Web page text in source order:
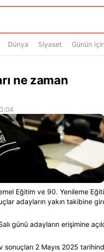
Dünya Siyaset Günün
ne zaman
Eğitim ve 90. Yenileme
adayların yakın takibine
günü adayların erişimine
sonuçları 2 Mayıs 2025